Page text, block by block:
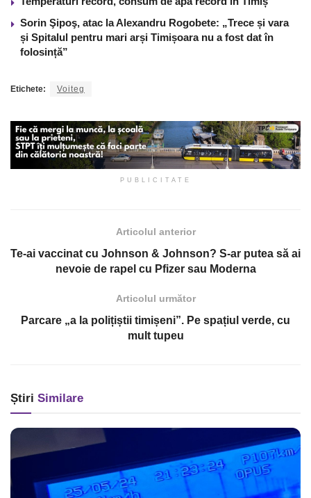
Sorin Şipoş, atac la Alexandru Rogobete: „Trece și vara
și Spitalul pentru mari arși Timișoara nu a fost dat în
folosință”
Etichete: Voiteg
PUBLICITATE
Articolul anterior
Te-ai vaccinat cu Johnson & Johnson? S-ar putea să ai
nevoie de rapel cu Pfizer sau Moderna
Articolul următor
Parcare „a la polițiștii timișeni”. Pe spațiul verde, cu
mult tupeu
Știri Similare